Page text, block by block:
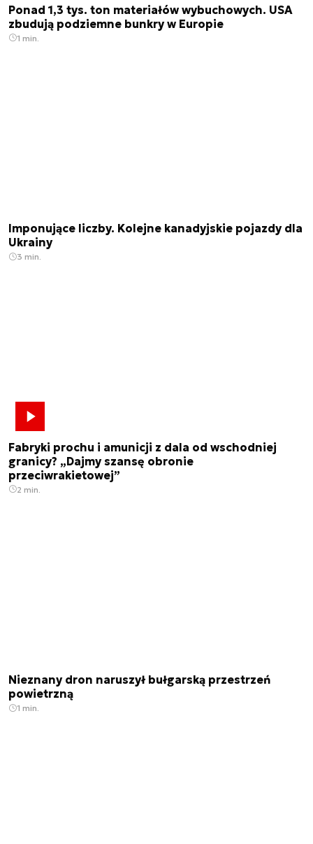
Ponad 1,3 tys. ton materiałów wybuchowych. USA
zbudują podziemne bunkry w Europie
1 min.
Imponujące liczby. Kolejne kanadyjskie pojazdy dla
Ukrainy
3 min.
Fabryki prochu i amunicji z dala od wschodniej
granicy? „Dajmy szansę obronie
przeciwrakietowej”
2 min.
Nieznany dron naruszył bułgarską przestrzeń
powietrzną
1 min.